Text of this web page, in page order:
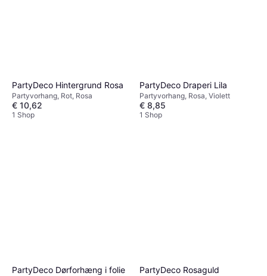
PartyDeco Hintergrund Rosa
Partyvorhang, Rot, Rosa
€ 10,62
1 Shop
PartyDeco Draperi Lila
Partyvorhang, Rosa, Violett
€ 8,85
1 Shop
PartyDeco Dørforhæng i folie
PartyDeco Rosaguld